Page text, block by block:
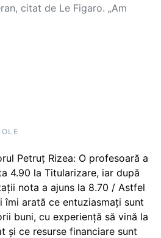
citat de Le Figaro. „Am
Petruț Rizea: O profesoară a
4.90 la Titularizare, iar după
nota a ajuns la 8.70 / Astfel
îmi arată ce entuziasmați sunt
buni, cu experiență să vină la
și ce resurse financiare sunt